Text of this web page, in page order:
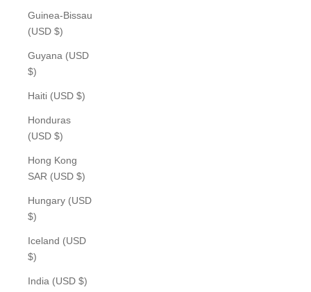
Guinea-Bissau
(USD $)
Guyana (USD
$)
Haiti (USD $)
Honduras
(USD $)
Hong Kong
SAR (USD $)
Hungary (USD
$)
Iceland (USD
$)
India (USD $)